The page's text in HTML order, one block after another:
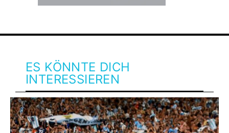
ES KÖNNTE DICH
INTERESSIEREN